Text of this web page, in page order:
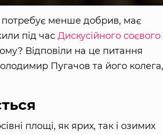
потребує менше добрив, має
під час Дискусійного соєвого
Відповіли на це питання
Пугачов та його колега,
площі, як ярих, так і озимих